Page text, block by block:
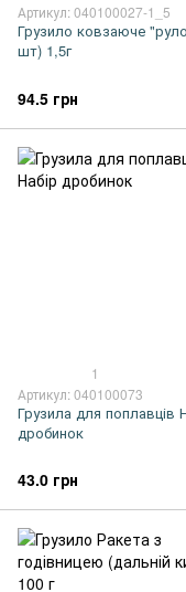
Артикул: 040100027-1_5
Грузило ковзаюче
шт) 1,5г
94.5 грн
1
Артикул: 040100073
Грузила для поплавців
дробинок
43.0 грн